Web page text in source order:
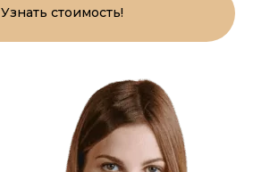
Узнать стоимость!